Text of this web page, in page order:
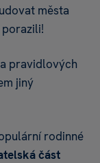
města
pravidlových
jiný
rodinné
část